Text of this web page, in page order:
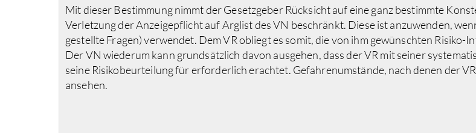
Mit dieser Bestimmung nimmt der Gesetzgeber Rücksicht auf eine ganz bestimmte
Verletzung der Anzeigepflicht auf Arglist des VN beschränkt. Diese ist anzuwenden,
gestellte Fragen) verwendet. Dem VR obliegt es somit, die von ihm gewünschten
Der VN wiederum kann grundsätzlich davon ausgehen, dass der VR mit seiner
seine Risikobeurteilung für erforderlich erachtet. Gefahrenumstände, nach denen der
ansehen.